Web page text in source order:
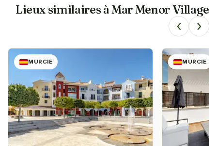
Lieux similaires àMar Menor Village
‹ ›
MURCIE MURCIE